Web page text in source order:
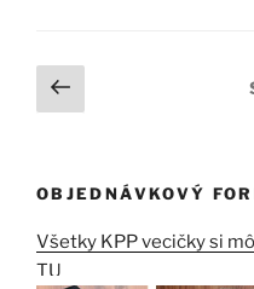
Stránkovanie
príspevkov
stránka
OBJEDNÁVKOVÝ
Všetky KPP vecičky si
TU